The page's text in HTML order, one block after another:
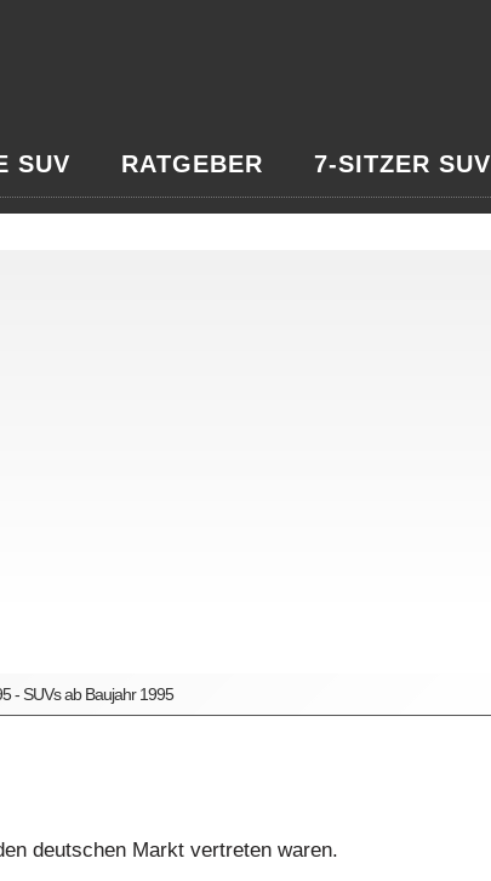
SUV RATGEBER 7-SITZER SUV
- SUVs ab Baujahr 1995
deutschen Markt vertreten waren.